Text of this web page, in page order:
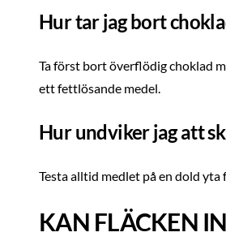
Hur tar jag bort
Ta först bort överflödig choklad
ett fettlösande medel.
Hur undviker jag att
Testa alltid medlet på en dold
KAN FLÄCKEN